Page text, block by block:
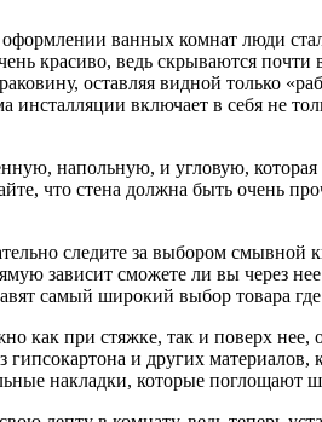
ванных комнат люди
красиво, ведь скрываются
оставляя видной только
включает в себя не
напольную, и угловую,
что стена должна быть очень
следите за выбором смывной
зависит сможете ли вы через
самый широкий выбор товара
как при стяжке, так и поверх
и других
накладки, которые поглощают